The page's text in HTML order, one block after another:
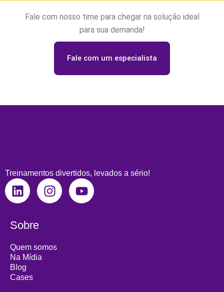
Fale com nosso time para chegar na solução ideal
para sua demanda!
Fale com um especialista
Treinamentos divertidos, levados a sério!
L
i
n
k
e
d
i
n
I
n
s
g
Y
o
u
Sobre
Quem somos
Na Mídia
Blog
Cases